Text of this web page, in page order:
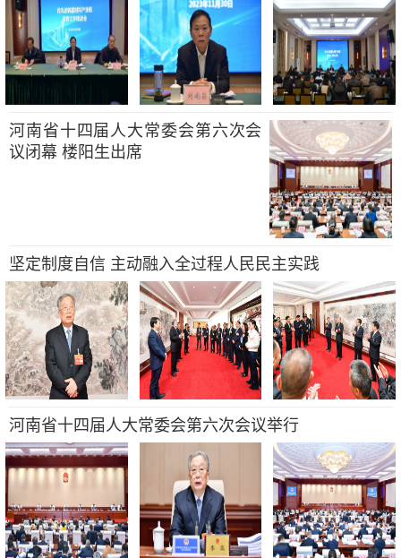
河南省十四届人大常委会第六次会
议闭幕 楼阳生出席
坚定制度自信 主动融入全过程人民民主实践
河南省十四届人大常委会第六次会议举行